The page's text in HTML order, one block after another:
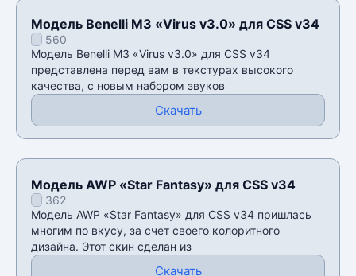
Модель Benelli M3 «Virus v3.0» для CSS v34
560
Модель Benelli M3 «Virus v3.0» для CSS v34
представлена перед вам в текстурах высокого
качества, с новым набором звуков
Скачать
Модель AWP «Star Fantasy» для CSS v34
362
Модель AWP «Star Fantasy» для CSS v34 пришлась
многим по вкусу, за счет своего колоритного
дизайна. Этот скин сделан из
Скачать